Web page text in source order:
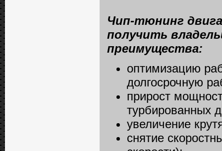
Чип-тюнинг
получить
преимущества:
оптимизацию
долгосрочную
прирост
турбированных
увеличение
снятие